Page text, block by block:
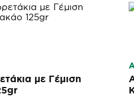
με Γέμιση